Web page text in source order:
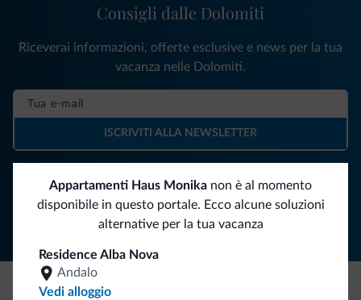
Appartamenti Haus Monika non è al momento
disponibile in questo portale. Ecco alcune soluzioni
alternative per la tua vacanza
Residence Alba Nova
Andalo
Vedi alloggio
Segui Dolomiti.it
Consigli dalle Dolomiti
Riceverai informazioni, offerte esclusive e news per la tua
vacanza nelle Dolomiti.
ISCRIVITI ALLA NEWSLETTER